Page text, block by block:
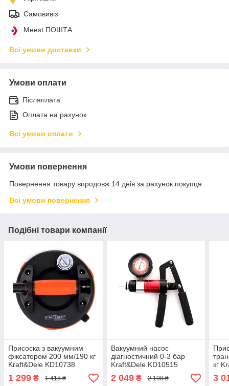
Самовивіз
Meest ПОШТА
Всі умови доставки
Умови оплати
Післяплата
Оплата на рахунок
Всі умови оплати
Умови повернення
Повернення товару впродовж 14 днів за рахунок покупця
Всі умови повернення
Подібні товари компанії
Присоска з вакуумним
фіксатором 200 мм/190 кг
Kraft&Dele KD10738
вакуумна монтажна
присоска
1 299 ₴ 1 418 ₴
Вакуумний насос
діагностичний 0-3 бар
Kraft&Dele KD10515
ручний вакуумний насос з
вакуумметром
2 049₴ 2 198 ₴
кг
3